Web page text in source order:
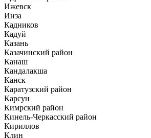
Ижевск
Инза
Кадников
Кадуй
Казань
Казачинский район
Канаш
Кандалакша
Канск
Каратузский район
Карсун
Кимрский район
Кинель-Черкасский район
Кириллов
Клин